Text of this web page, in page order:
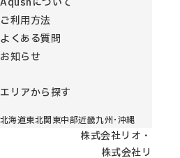
ご利用方法
よくある質問
お知らせ
エリアから探す
北海道東北関東中部近畿九州･沖縄
株式会社リオ・コン
株式会社リオ・ホ